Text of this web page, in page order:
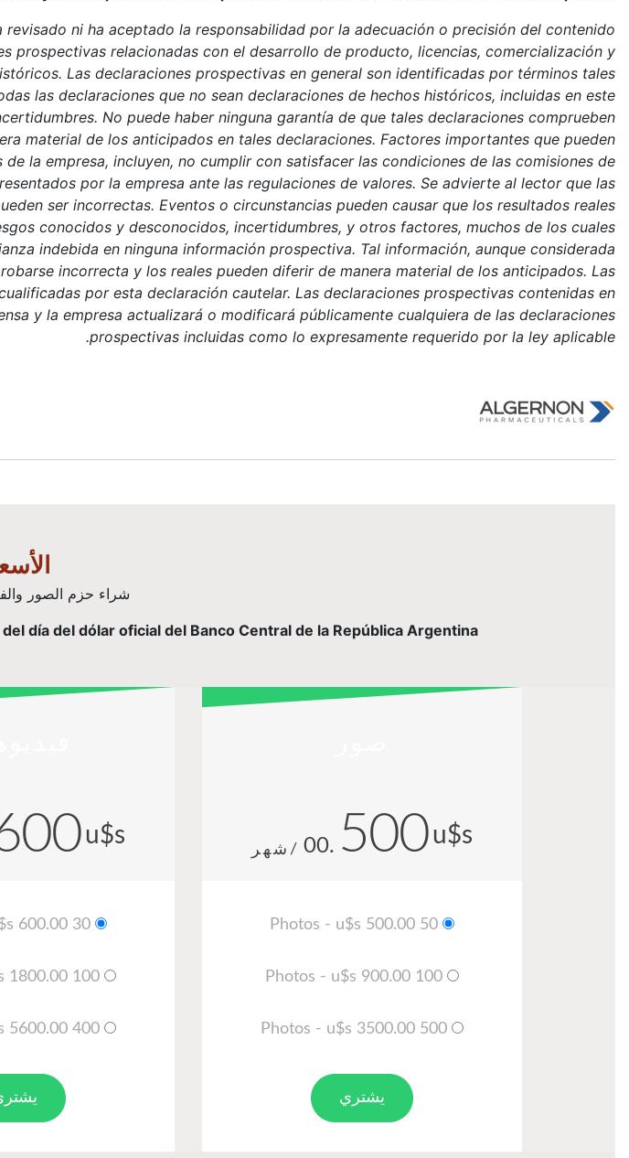
ni ha aceptado la responsabilidad por la adecuación o precisión del contenido
prospectivas relacionadas con el desarrollo de producto, licencias, comercialización y
Las declaraciones prospectivas en general son identificadas por términos tales
las declaraciones que no sean declaraciones de hechos históricos, incluidas en este
No puede haber ninguna garantía de que tales declaraciones comprueben
material de los anticipados en tales declaraciones. Factores importantes que pueden
la empresa, incluyen, no cumplir con satisfacer las condiciones de las comisiones de
por la empresa ante las regulaciones de valores. Se advierte al lector que las
ser incorrectas. Eventos o circunstancias pueden causar que los resultados reales
conocidos y desconocidos, incertidumbres, y otros factores, muchos de los cuales
indebida en ninguna información prospectiva. Tal información, aunque considerada
incorrecta y los reales pueden diferir de manera material de los anticipados. Las
por esta declaración cautelar. Las declaraciones prospectivas contenidas en
y la empresa actualizará o modificará públicamente cualquiera de las declaraciones
prospectivas incluidas como lo expresamente requerido por la ley aplicable.
شراء حزم الصور
día del dólar oficial del Banco Central de la República Argentina
u$s
500
.00 /شهر
يشتري
u$s
30 Videos - u$s 600.00
100 Videos - u$s 1800.00
400 Videos - u$s 5600.00